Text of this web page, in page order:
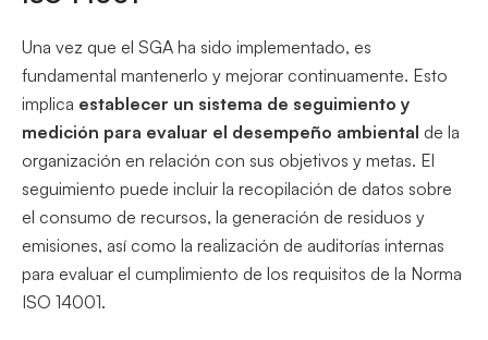
Una vez que el SGA ha sido implementado, es
fundamental mantenerlo y mejorar continuamente. Esto
implica establecer un sistema de seguimiento y
medición para evaluar el desempeño ambiental de la
organización en relación con sus objetivos y metas. El
seguimiento puede incluir la recopilación de datos sobre
el consumo de recursos, la generación de residuos y
emisiones, así como la realización de auditorías internas
para evaluar el cumplimiento de los requisitos de la Norma
ISO 14001.